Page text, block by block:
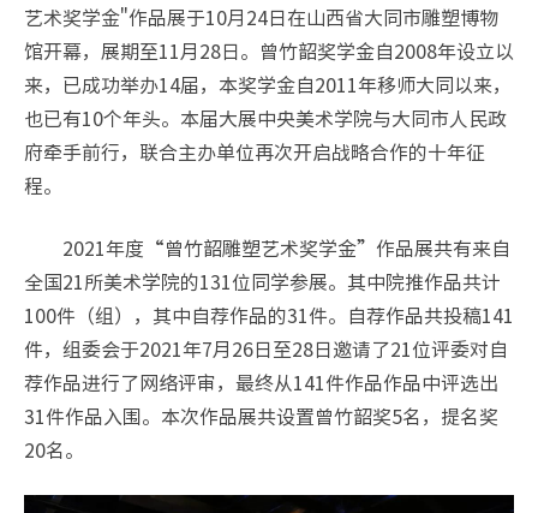
艺术奖学金"作品展于10月24日在山西省大同市雕塑博物
馆开幕，展期至11月28日。曾竹韶奖学金自2008年设立以
来，已成功举办14届，本奖学金自2011年移师大同以来，
也已有10个年头。本届大展中央美术学院与大同市人民政
府牵手前行，联合主办单位再次开启战略合作的十年征
程。
2021年度“曾竹韶雕塑艺术奖学金”作品展共有来自
全国21所美术学院的131位同学参展。其中院推作品共计
100件（组），其中自荐作品的31件。自荐作品共投稿141
件，组委会于2021年7月26日至28日邀请了21位评委对自
荐作品进行了网络评审，最终从141件作品作品中评选出
31件作品入围。本次作品展共设置曾竹韶奖5名，提名奖
20名。